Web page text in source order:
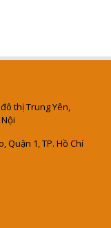
thị Trung Yên,
Quận 1, TP. Hồ Chí